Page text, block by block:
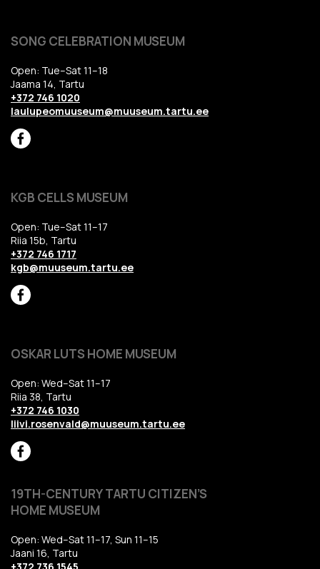
SONG CELEBRATION MUSEUM
Open: Tue–Sat 11–18
Jaama 14, Tartu
+372 746 1020
laulupeomuuseum@muuseum.tartu.ee
KGB CELLS MUSEUM
Open: Tue–Sat 11–17
Riia 15b, Tartu
+372 746 1717
kgb@muuseum.tartu.ee
OSKAR LUTS HOME MUSEUM
Open: Wed–Sat 11–17
Riia 38, Tartu
+372 746 1030
liivi.rosenvald@muuseum.tartu.ee
19TH-CENTURY TARTU CITIZEN’S
HOME MUSEUM
Open: Wed–Sat 11–17, Sun 11–15
Jaani 16, Tartu